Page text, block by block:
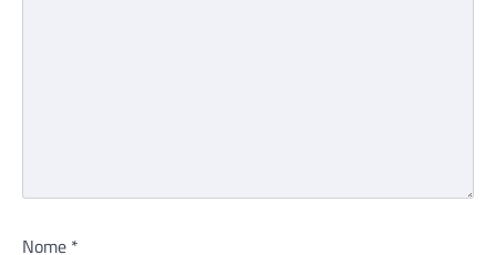
Nome *